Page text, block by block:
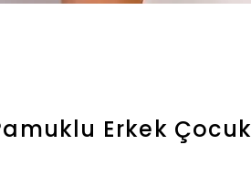
Erkek Çocuk